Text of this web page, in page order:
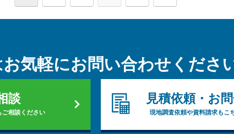
へ
お気軽にお問い合わせくださ
談
相談ください
見積依頼・お
現地調査依頼や資料請求もこ